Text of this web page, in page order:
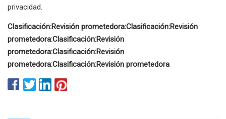
privacidad.
Clasificación:Revisión prometedora:Clasificación:Revisión
prometedora:Clasificación:Revisión
prometedora:Clasificación:Revisión
prometedora:Clasificación:Revisión prometedora